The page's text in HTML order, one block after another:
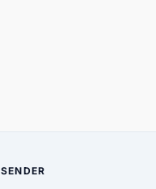
SENDER